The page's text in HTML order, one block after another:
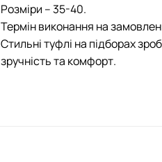
Розміри – 35-40.
Термін виконання на
Стильні туфлі на підборах
зручність та комфорт.